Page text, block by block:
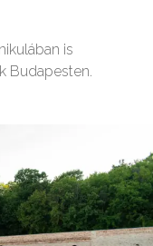
is
Budapesten.